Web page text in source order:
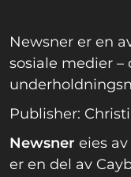
Newsner er en
sosiale medier
Publisher:
Newsner eies av
er en del av